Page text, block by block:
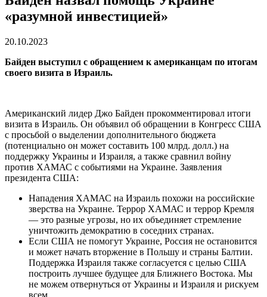
«разумной инвестицией»
20.10.2023
Байден выступил с обращением к американцам по итогам
своего визита в Израиль.
Американский лидер Джо Байден прокомментировал итоги
визита в Израиль. Он объявил об обращении в Конгресс США
с просьбой о выделении дополнительного бюджета
(потенциально он может составить 100 млрд. долл.) на
поддержку Украины и Израиля, а также сравнил войну
против ХАМАС с событиями на Украине. Заявления
президента США:
Нападения ХАМАС на Израиль похожи на российские
зверства на Украине. Террор ХАМАС и террор Кремля
— это разные угрозы, но их объединяет стремление
уничтожить демократию в соседних странах.
Если США не помогут Украине, Россия не остановится
и может начать вторжение в Польшу и страны Балтии.
Поддержка Израиля также согласуется с целью США
построить лучшее будущее для Ближнего Востока. Мы
не можем отвернуться от Украины и Израиля и рискуем
всем.